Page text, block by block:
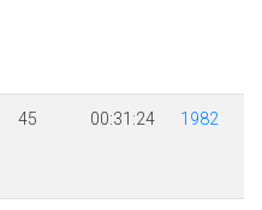
45 00:31:24 1982